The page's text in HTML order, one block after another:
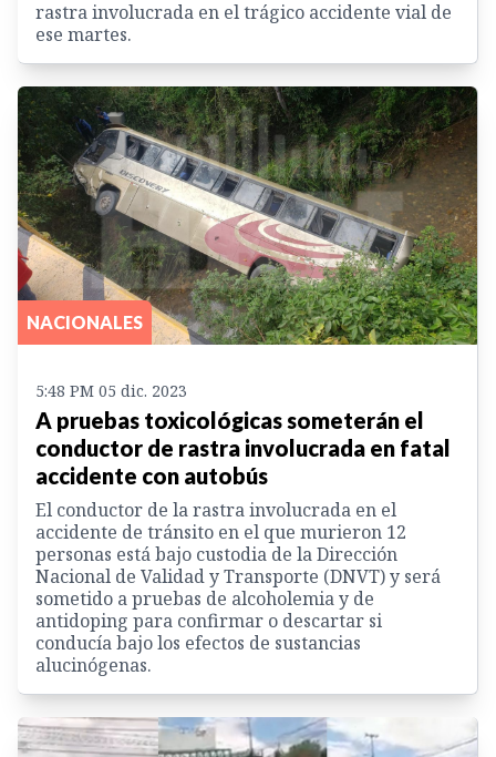
rastra involucrada en el trágico accidente vial de
ese martes.
NACIONALES
5:48 PM 05 dic. 2023
A pruebas toxicológicas someterán el
conductor de rastra involucrada en fatal
accidente con autobús
El conductor de la rastra involucrada en el
accidente de tránsito en el que murieron 12
personas está bajo custodia de la Dirección
Nacional de Validad y Transporte (DNVT) y será
sometido a pruebas de alcoholemia y de
antidoping para confirmar o descartar si
conducía bajo los efectos de sustancias
alucinógenas.